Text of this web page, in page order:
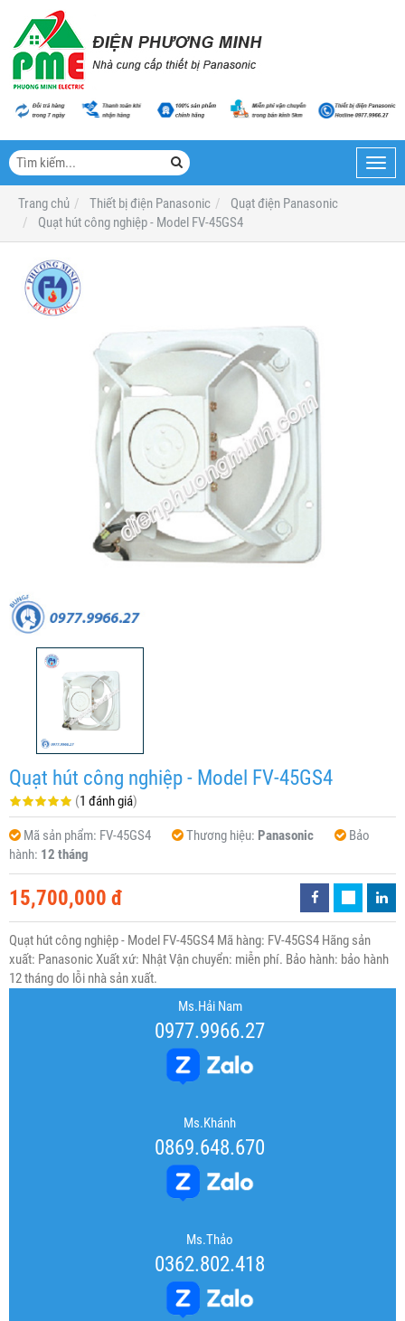
Trang chủ
Thiết bị điện Panasonic
Quạt điện Panasonic
Quạt hút công nghiệp - Model FV-45GS4
Quạt hút công nghiệp - Model FV-45GS4
(1 đánh giá)
Mã sản phẩm: FV-45GS4 Thương hiệu: Panasonic
Bảo
hành: 12 tháng
15,700,000 đ
Quạt hút công nghiệp - Model FV-45GS4 Mã hàng: FV-45GS4 Hãng sản
xuất: Panasonic Xuất xứ: Nhật Vận chuyển: miễn phí. Bảo hành: bảo hành
12 tháng do lỗi nhà sản xuất.
Ms.Hải Nam
0977.9966.27
Ms.Khánh
0869.648.670
Ms.Thảo
0362.802.418